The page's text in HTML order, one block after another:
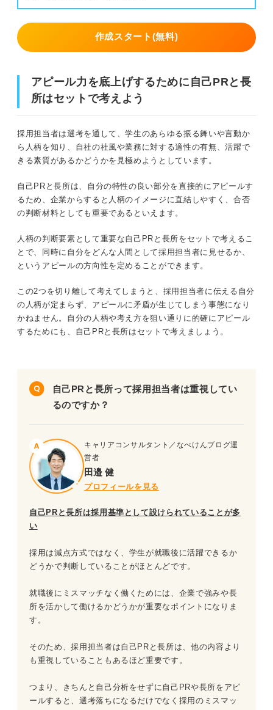
作成スタート(無料)
アピール力を底上げするために自己PRと長
所はセットで考えよう
採用担当者は選考を通して、学生のあらゆる振る舞いや言動か
ら人柄を知り、自社の社風や業務に対する適性の有無、活躍で
きる素質があるかどうかを見極めようとしています。
自己PRと長所は、自分の特性の良い部分を直接的にアピールす
るため、企業からすると人柄のイメージに直結しやすく、合否
の判断材料としても重要であるといえます。
人柄の判断要素として重要な自己PRと長所をセットで考えるこ
とで、同時に自分をどんな人間として採用担当者に見せるか、
というアピールの方向性を定めることができます。
この2つを切り離して考えてしまうと、採用担当者に伝える自分
の人柄が定まらず、アピールに矛盾が生じてしまう事態になり
かねません。自分の人柄や考え方を狙い通りに的確にアピール
するためにも、自己PRと長所はセットで考えましょう。
自己PRと長所って採用担当者は重視してい
るのですか？
キャリアコンサルタント／なべけんブログ運
営者
田邉 健
プロフィールを見る
自己PRと長所は採用基準として設けられていることが多
い
採用は減点方式ではなく、学生が就職後に活躍できるか
どうかで判断していることがほとんどです。
就職後にミスマッチなく働くためには、企業で強みや長
所を活かして働けるかどうかが重要なポイントになりま
す。
そのため、採用担当者は自己PRと長所は、他の内容より
も重視していることもあるほど重要です。
つまり、きちんと自己分析をせずに自己PRや長所をアピ
ールすると、選考落ちになるだけでなく採用のミスマッ